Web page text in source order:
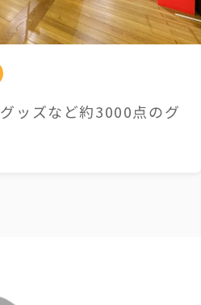
ッズなど約3000点のグ